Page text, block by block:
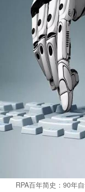
RPA百年简史：90年自